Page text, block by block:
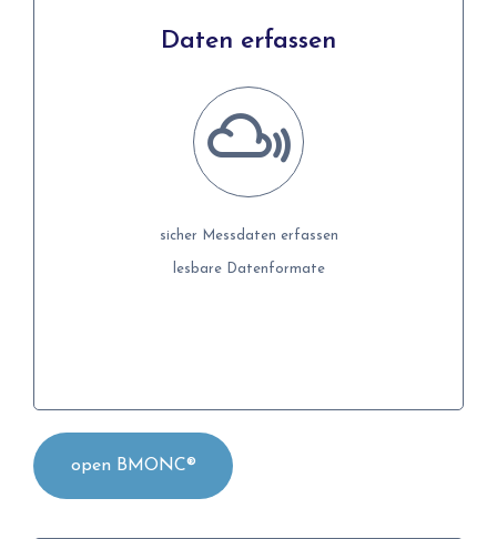
Daten erfassen
sicher Messdaten erfassen
lesbare Datenformate
Daten erfassen
sicher Messdaten erfassen
lesbare Datenformate
open BMONC®